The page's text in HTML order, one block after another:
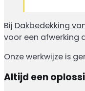
Bij Dakbedekking
voor een afwerking
Onze werkwijze is
Altijd een